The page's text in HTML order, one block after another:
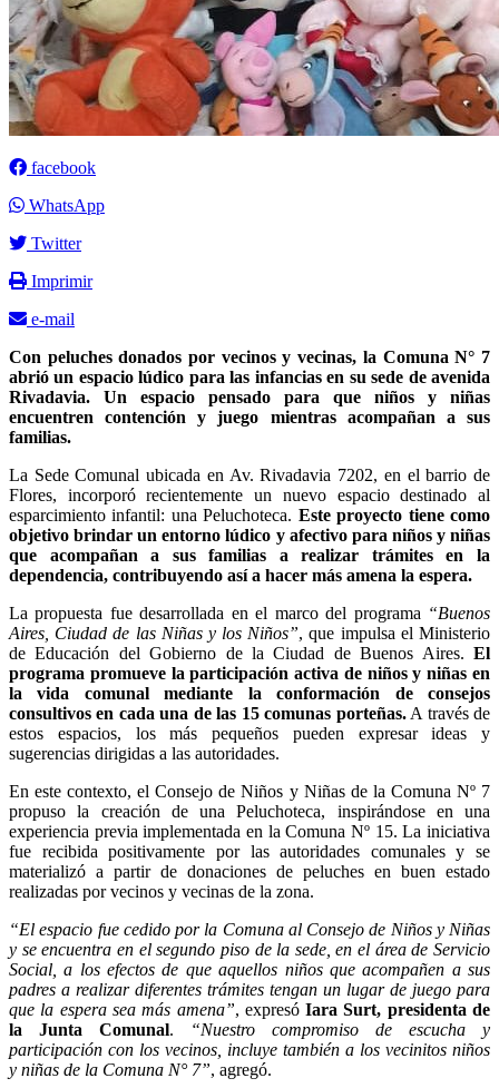
facebook
WhatsApp
Twitter
Imprimir
e-mail
Con peluches donados por vecinos y vecinas, la Comuna N° 7
abrió un espacio lúdico para las infancias en su sede de avenida
Rivadavia. Un espacio pensado para que niños y niñas
encuentren contención y juego mientras acompañan a sus
familias.
La Sede Comunal ubicada en Av. Rivadavia 7202, en el barrio de
Flores, incorporó recientemente un nuevo espacio destinado al
esparcimiento infantil: una Peluchoteca. Este proyecto tiene como
objetivo brindar un entorno lúdico y afectivo para niños y niñas
que acompañan a sus familias a realizar trámites en la
dependencia, contribuyendo así a hacer más amena la espera.
La propuesta fue desarrollada en el marco del programa “Buenos
Aires, Ciudad de las Niñas y los Niños”, que impulsa el Ministerio
de Educación del Gobierno de la Ciudad de Buenos Aires. El
programa promueve la participación activa de niños y niñas en
la vida comunal mediante la conformación de consejos
consultivos en cada una de las 15 comunas porteñas.A través de
estos espacios, los más pequeños pueden expresar ideas y
sugerencias dirigidas a las autoridades.
En este contexto, el Consejo de Niños y Niñas de la Comuna Nº 7
propuso la creación de una Peluchoteca, inspirándose en una
experiencia previa implementada en la Comuna Nº 15. La iniciativa
fue recibida positivamente por las autoridades comunales y se
materializó a partir de donaciones de peluches en buen estado
realizadas por vecinos y vecinas de la zona.
“El espacio fue cedido por la Comuna al Consejo de Niños y Niñas
y se encuentra en el segundo piso de la sede, en el área de Servicio
Social, a los efectos de que aquellos niños que acompañen a sus
padres a realizar diferentes trámites tengan un lugar de juego para
que la espera sea más amena”, expresóIara Surt, presidenta de
la Junta Comunal.
“Nuestro compromiso de escucha y
participación con los vecinos, incluye también a los vecinitos niños
y niñas de la Comuna N° 7”, agregó.